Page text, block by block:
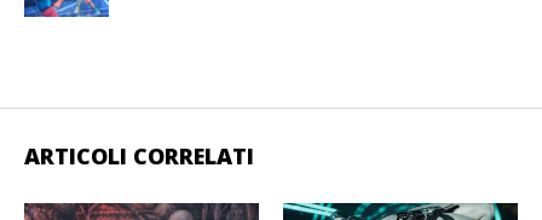
ARTICOLI CORRELATI